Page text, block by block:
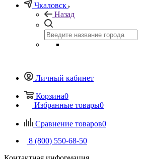
Чкаловск
Назад
Личный кабинет
Корзина0
Избранные товары0
Сравнение товаров0
8 (800) 550-68-50